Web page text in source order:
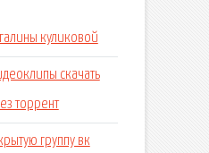
куликовой
скачать
торрент
группу вк